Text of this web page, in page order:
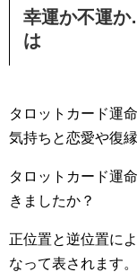
幸運か不運
は
タロットカード運
気持ちと恋愛や復
タロットカード運
きましたか？
正位置と逆位置に
なって表されます。